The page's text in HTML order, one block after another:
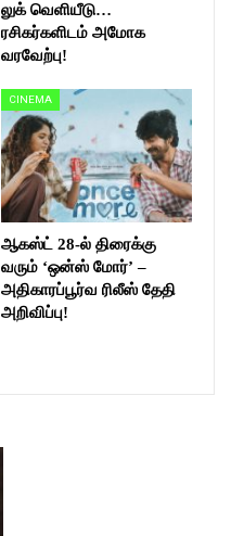
லுக் வெளியீடு…
ரசிகர்களிடம் அமோக
வரவேற்பு!
CINEMA
ஆகஸ்ட் 28-ல் திரைக்கு
வரும் ‘ஒன்ஸ் மோர்’ –
அதிகாரப்பூர்வ ரிலீஸ் தேதி
அறிவிப்பு!